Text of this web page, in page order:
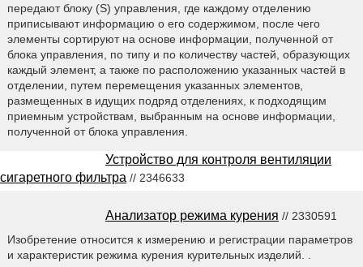
передают блоку (S) управления, где каждому отделению
приписывают информацию о его содержимом, после чего
элементы сортируют на основе информации, полученной от
блока управления, по типу и по количеству частей, образующих
каждый элемент, а также по расположению указанных частей в
отделении, путем перемещения указанных элементов,
размещенных в идущих подряд отделениях, к подходящим
приемным устройствам, выбранным на основе информации,
полученной от блока управления.
Устройство для контроля вентиляции
сигаретного фильтра // 2346633
Анализатор режима курения // 2330591
Изобретение относится к измерению и регистрации параметров
и характеристик режима курения курительных изделий. .